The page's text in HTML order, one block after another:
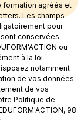
formation agréés et
Les champs
pour
conservées
ou
à la loi
notamment
de vos données.
de vos
Politique de
98